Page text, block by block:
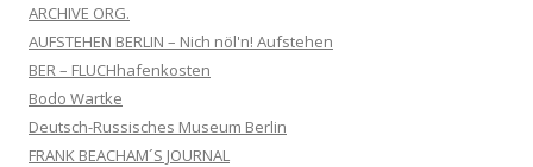
ARCHIVE ORG.
AUFSTEHEN BERLIN – Nich nöl'n! Aufstehen
BER – FLUCHhafenkosten
Bodo Wartke
Deutsch-Russisches Museum Berlin
FRANK BEACHAM´S JOURNAL